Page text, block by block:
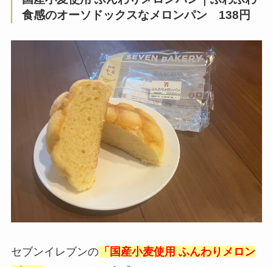
食感のオーソドックスなメロンパン 138円
セブンイレブンの「国産小麦使用 ふんわりメロン